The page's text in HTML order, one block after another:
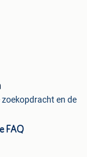
en de
FAQ